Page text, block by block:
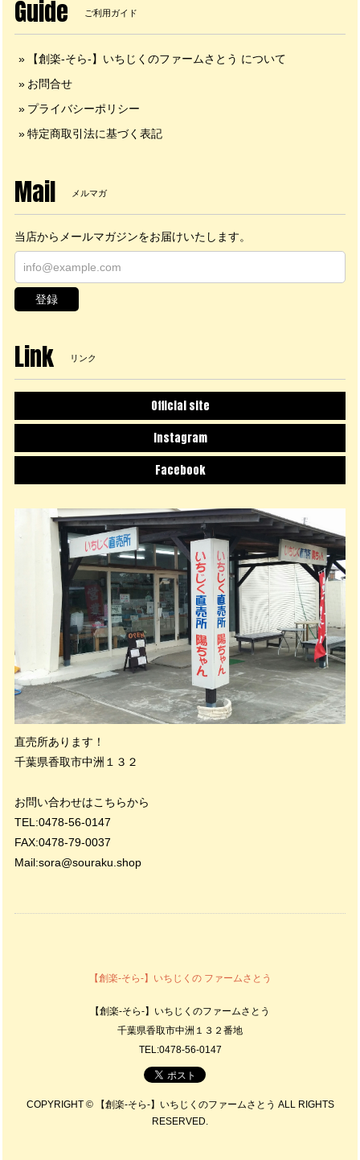
Guide ご利用ガイド
【創楽-そら-】いちじくのファームさとう について
お問合せ
プライバシーポリシー
特定商取引法に基づく表記
Mail メルマガ
当店からメールマガジンをお届けいたします。
登録
Link リンク
Official site
Instagram
Facebook
直売所あります！
千葉県香取市中洲１３２
お問い合わせはこちらから
TEL:0478-56-0147
FAX:0478-79-0037
Mail:sora@souraku.shop
【創楽-そら-】いちじくの ファームさとう
【創楽-そら-】いちじくのファームさとう
千葉県香取市中洲１３２番地
TEL:0478-56-0147
COPYRIGHT © 【創楽-そら-】いちじくのファームさとう ALL RIGHTS
RESERVED.